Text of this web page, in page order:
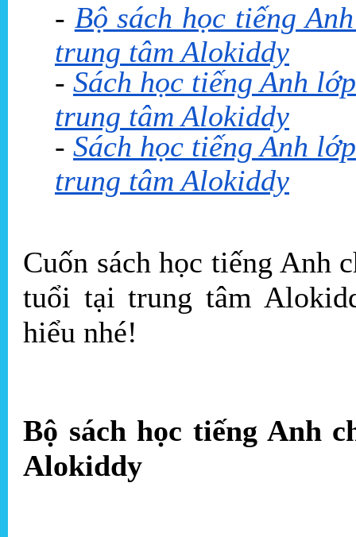
- Bộ sách học tiếng
trung tâm Alokiddy
- Sách học tiếng Anh
trung tâm Alokiddy
- Sách học tiếng Anh
trung tâm Alokiddy
Cuốn sách học tiếng Anh
tuổi tại trung tâm
hiểu nhé!
Bộ sách học tiếng Anh
Alokiddy